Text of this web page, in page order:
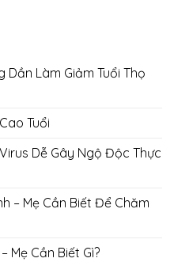
Làm Giảm Tuổi Thọ
Tuổi
Dễ Gây Ngộ Độc Thực
– Mẹ Cần Biết Để Chăm
Mẹ Cần Biết Gì?